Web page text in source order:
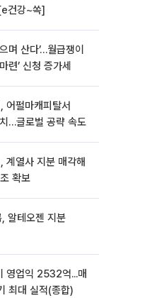
건강~쏙]
며 산다’…월급쟁이
련’ 신청 증가세
어펄마캐피탈서
…글로벌 공략 속도
계열사 지분 매각해
확보
알테오젠 지분
영업익 2532억...매
최대 실적(종합)